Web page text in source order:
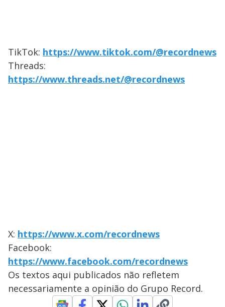
TikTok: https://www.tiktok.com/@recordnews
Threads:
https://www.threads.net/@recordnews
X: https://www.x.com/recordnews
Facebook:
https://www.facebook.com/recordnews
Os textos aqui publicados não refletem
necessariamente a opinião do Grupo Record.